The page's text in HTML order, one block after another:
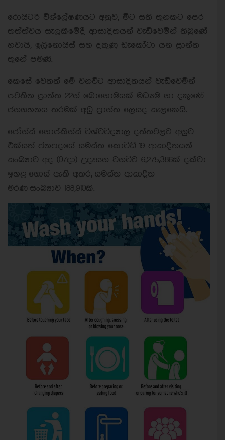
රොයිටර් විශ්ලේෂණයට අනුව, මීට සති තුනකට පෙර
තත්ත්වය සැලකීමේදී ආසාදිතයන් වැඩිවෙමින් තිබුණේ
හවායි, ඉලිනොයිස් සහ දකුණු ඩැකෝටා යන ප්‍රාන්ත
තුනේ පමණි.
කෙසේ වෙතත් මේ වනවිට ආසාදිතයන් වැඩිවෙමින්
පවතින ප්‍රාන්ත 22න් බොහොමයක් මධ්‍යම හා දකුණේ
ජනගහනය තරමක් අඩු ප්‍රාන්ත ලෙසද සැලකෙයි.
ජෝන්ස් හොප්කින්ස් විශ්වවිද්‍යාල දත්තවලට අනුව
එක්සත් ජනපදයේ සමස්ත කොවිඩ්-19 ආසාදිතයන්
සංඛ්‍යාව අද (07දා) උදෑසන වනවිට 6,275,386ක් දක්වා
ඉහළ ගොස් ඇති අතර, සමස්ත ආසාදිත
මරණ සංඛ්‍යාව 188,910කි.